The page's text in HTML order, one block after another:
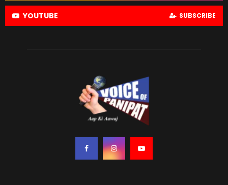
YOUTUBE SUBSCRIBE